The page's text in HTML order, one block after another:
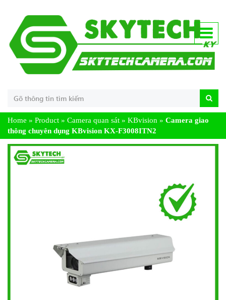
Home » Product » Camera quan sát » KBvision » Camera giao
thông chuyên dụng KBvision KX-F3008ITN2